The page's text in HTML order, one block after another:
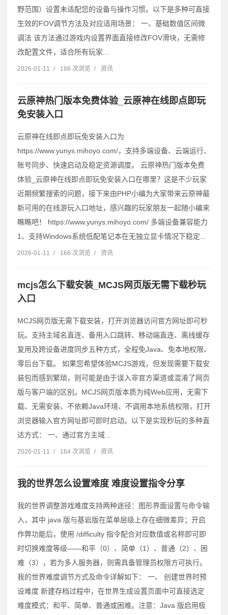
野范围）设置未适配您的设备与操作习惯。以下是多种可直接
生效的FOV调节方法及对应适用场景： 一、基础数值区间微
调法 该方法通过游戏内设置界面直接修改FOV滑块，无需修
改配置文件，适合所有玩家...
2026-01-11 / 166 次浏览 / 资讯
云原神热门版本免费体验_云原神在线即点即玩
免安装入口
云原神在线即点即玩免安装入口为
https://www.yunys.mihoyo.com/，支持多端设备、云端运行、
账号同步、快速启动及稳定资源调度。 云原神热门版本免费
体验_云原神在线即点即玩免安装入口在哪里？这是不少玩家
近期频繁搜索的问题，接下来由PHP小编为大家带来云原神最
新可用的在线游玩入口地址，感兴趣的玩家朋友一起随小编来
瞧瞧吧！ https://www.yunys.mihoyo.com/ 多端设备兼容能力
1、支持Windows系统低配笔记本在无独立显卡情况下稳定...
2026-01-11 / 166 次浏览 / 资讯
mcjs怎么下载安装_MCJS网页版无需下载秒玩
入口
MCJS网页版无需下载安装，打开浏览器访问官方网址即可秒
玩。支持主域名直连、备用入口跳转、移动端直连、离线缓存
复用及跨设备进度同步五种方式，全程免Java、免本地权限、
零后台下载。 如果您希望体验MCJS游戏，但发现需要下载安
装包而感到繁琐，则可能是由于误入非官方渠道或混淆了网页
版与客户端的区别。MCJS网页版本质为纯Web应用，无需下
载、无需安装、不依赖Java环境、不调用本地系统权限，打开
浏览器输入官方网址即可即时启动。以下是实现秒玩的多种直
达方式： 一、通过官方主域...
2026-01-11 / 164 次浏览 / 资讯
我的世界怎么设置难度 难度设置指令分享
我的世界调整游戏难度支持两种途径：图形界面设置与命令输
入，其中 java 版与基岩版在菜单层级上存在细微差异；开启
作弊功能后，使用 /difficulty 指令配合对应数值或名称即可即
时切换难度等级——和平（0）、简单（1）、普通（2）、困
难（3），若为多人服务器，则需具备管理员权限方可执行。
我的世界难度调节方式及命令详解如下： 一、 创建世界时预
设难度 新建存档过程中，在世界生成设置页面中可直接选定
难度模式：和平、简单、普通或困难。注意：Java 版启用极